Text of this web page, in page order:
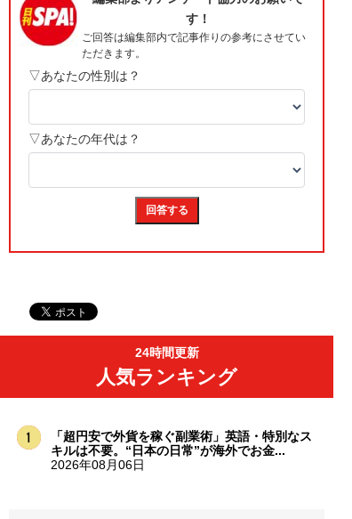
24時間更新
人気ランキング
「超円安で外貨を稼ぐ副業術」英語・特別なス
キルは不要。“日本の日常”が海外でお金...
2026年08月06日